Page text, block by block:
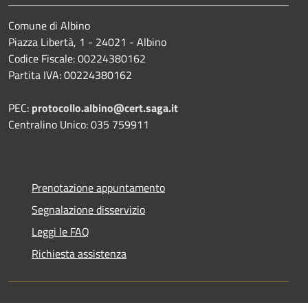
Comune di Albino
Piazza Libertà, 1 - 24021 - Albino
Codice Fiscale: 00224380162
Partita IVA: 00224380162
PEC: protocollo.albino@cert.saga.it
Centralino Unico: 035 759911
Prenotazione appuntamento
Segnalazione disservizio
Leggi le FAQ
Richiesta assistenza